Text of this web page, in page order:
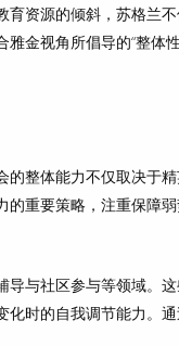
资源的倾斜，苏格兰
金视角所倡导的“整体
的整体能力不仅取决于
的重要策略，注重保障
导与社区参与等领域。
化时的自我调节能力。